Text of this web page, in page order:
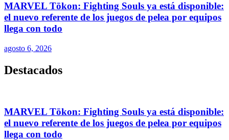
MARVEL Tōkon: Fighting Souls ya está disponible:
el nuevo referente de los juegos de pelea por equipos
llega con todo
agosto 6, 2026
Destacados
MARVEL Tōkon: Fighting Souls ya está disponible:
el nuevo referente de los juegos de pelea por equipos
llega con todo